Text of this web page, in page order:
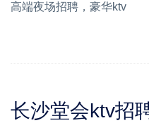
高端夜场招聘，豪华ktv
长沙堂会ktv招